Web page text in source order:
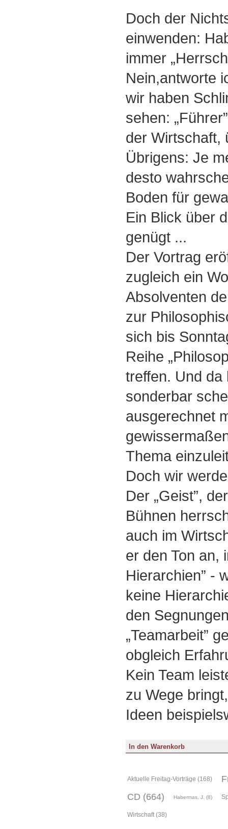
Doch der
einwenden:
immer
Nein,antworte
wir haben
sehen:
der Wirtschaft,
Übrigens: Je
desto
Boden für
Ein Blick über
genügt ...
Der Vortrag
zugleich ein
Absolventen
zur
sich bis
Reihe
treffen. Und
sonderbar
ausgerechnet
Thema
Doch wir
Der „Geist”,
Bühnen
auch im
er den Ton an,
Hierarchien” -
keine
den
„Teamarbeit”
obgleich
Kein Team
zu Wege
Ideen
Aktuelle Freitag-Vorträge (168)
CD (664)
Habermas, J. (8)
Wirtschaft (38)